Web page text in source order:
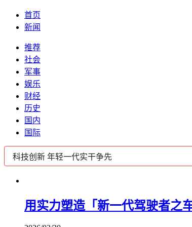
首页
新闻
推荐
社会
军事
娱乐
财经
历史
国内
国际
用实力塑造「新一代驾驶者之